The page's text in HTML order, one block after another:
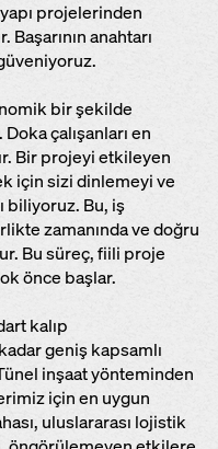
projelerinden
anahtarı
bir şekilde
çalışanları en
Bir projeyi etkileyen
için sizi dinlemeyi ve
biliyoruz. Bu, iş
zamanında ve doğru
Bu süreç, fiili proje
önce başlar.
kalıp
geniş kapsamlı
inşaat yönteminden
için en uygun
uluslararası lojistik